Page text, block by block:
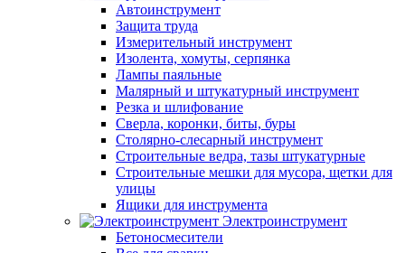
Автоинструмент
Защита труда
Измерительный инструмент
Изолента, хомуты, серпянка
Лампы паяльные
Малярный и штукатурный инструмент
Резка и шлифование
Сверла, коронки, биты, буры
Столярно-слесарный инструмент
Строительные ведра, тазы штукатурные
Строительные мешки для мусора, щетки для
улицы
Ящики для инструмента
Электроинструмент
Бетоносмесители